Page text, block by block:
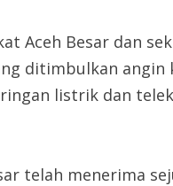
Aceh Besar dan
ditimbulkan
listrik dan
telah menerima